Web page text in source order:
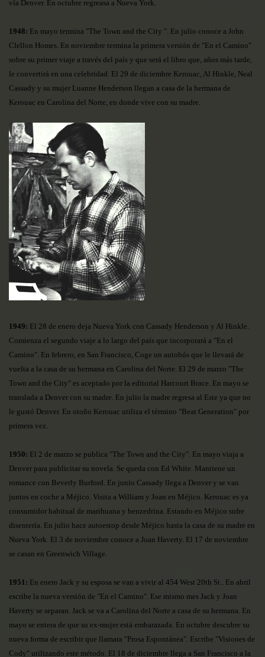
vía Denver. En octubre regreasa a Nueva York.
1948: En mayo termina "The Town and the City ". En julio conoce a John
Clellon Homes. En noviembre termina la primera versión de "En el Camino"
sobre su primer viaje a través del país y que será el libro que, años más tarde,
le convertirá en una celebridad. El 29 de diciembre Kerouac, Al Hinkle, Neal
Cassady y su mujer Luanne Henderson llegan a casa de la hermana de
Kerouac en Carolina del Norte, en donde vive con su madre.
1949: El 28 de enero deja Nueva York con Cassady Henderson y Al Hinkle.
Comienza el segundo viaje a lo largo del país que incorporará a "En el
Camino". En febrero, en San Francisco, Coge un autobús que le llevará de
vuelta a la casa de su hermana en Carolina del Norte. El 29 de marzo "The
Town and the City" es aceptado por la editorial Harcourt Brace. En mayo se
translada a Denver con su madre. En julio la madre regresa al Este ya que no
le gustó Denver. En otoño Kerouac utiliza el término "Beat Generation" por
primera vez.
1950: El 2 de marzo se publica "The Town and the City". En mayo viaja a
Denver para publicitar su novela. Se queda con Ed White. Mantiene un
romance con Beverly Burford. En junio Cassady llega a Denver y se van
juntos en coche a Méjico. Visita a William y Joan en Méjico. Kerouac es ya
consumidor habitual de marihuana y benzedrina. Estando en Méjico sufre
disentería. En julio hace autoestop desde Méjico hasta la casa de su madre en
Nueva York. El 3 de noviembre conoce a Joan Haverty. El 17 de noviembre
se casan en Greenwich Village.
1951: En enero Jack y su esposa se van a vivir al 454 West 20th St.. En abril
escribe la nueva versión de "En el Camino". Ese mismo mes Jack y Joan
Haverty se separan. Jack se va a Carolina del Norte a casa de su hermana. En
mayo se entera de que su ex-mujer está embarazada. En octubre descubre su
nueva forma de escribir que llamara "Prosa Espontánea". Escribe "Visiones de
Cody" utilizando este método. El 18 de diciembre llega a San Francisco a la